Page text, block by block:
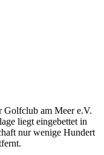
Golfclub am Meer e.V.
liegt eingebettet in
nur wenige Hundert